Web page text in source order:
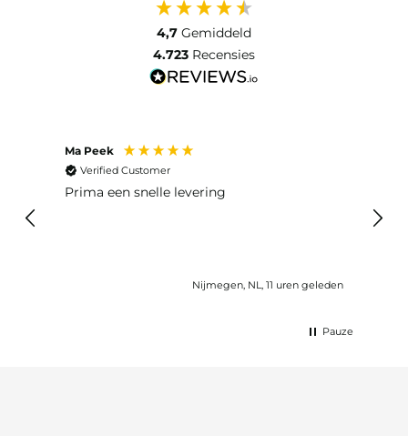
4,7 Gemiddeld
4.723 Recensies
Ma Peek
Verified Customer
Prima een snelle levering
Nijmegen, NL, 11 uren geleden
Pauze